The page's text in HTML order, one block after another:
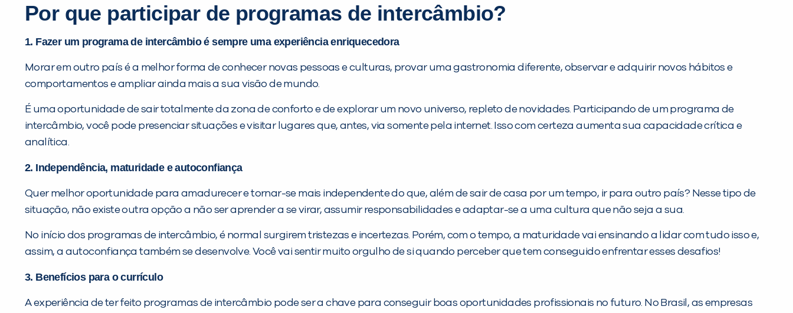
Por que participar de programas de intercâmbio?
1. Fazer um programa de intercâmbio é sempre uma experiência enriquecedora
Morar em outro país é a melhor forma de conhecer novas pessoas e culturas, provar uma gastronomia diferente, observar e adquirir novos hábitos e
comportamentos e ampliar ainda mais a sua visão de mundo.
É uma oportunidade de sair totalmente da zona de conforto e de explorar um novo universo, repleto de novidades. Participando de um programa de
intercâmbio, você pode presenciar situações e visitar lugares que, antes, via somente pela internet. Isso com certeza aumenta sua capacidade crítica e
analítica.
2. Independência, maturidade e autoconfiança
Quer melhor oportunidade para amadurecer e tornar-se mais independente do que, além de sair de casa por um tempo, ir para outro país? Nesse tipo de
situação, não existe outra opção a não ser aprender a se virar, assumir responsabilidades e adaptar-se a uma cultura que não seja a sua.
No início dos programas de intercâmbio, é normal surgirem tristezas e incertezas. Porém, com o tempo, a maturidade vai ensinando a lidar com tudo isso e,
assim, a autoconfiança também se desenvolve. Você vai sentir muito orgulho de si quando perceber que tem conseguido enfrentar esses desafios!
3. Benefícios para o currículo
A experiência de ter feito programas de intercâmbio pode ser a chave para conseguir boas oportunidades profissionais no futuro. No Brasil, as empresas